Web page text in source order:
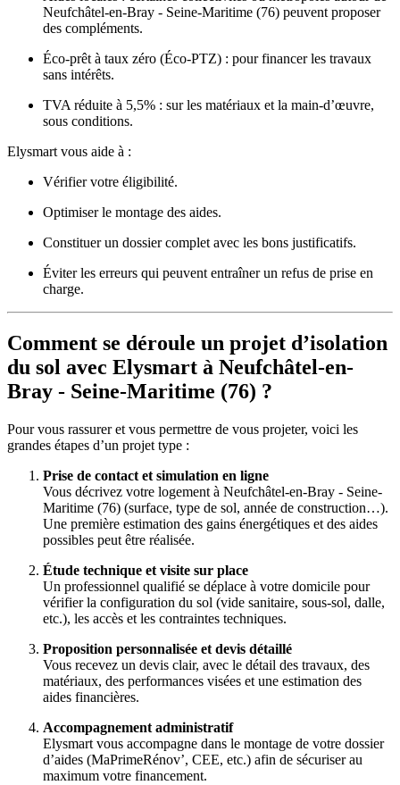
Neufchâtel-en-Bray - Seine-Maritime (76) peuvent proposer
des compléments.
Éco-prêt à taux zéro (Éco-PTZ) : pour financer les travaux
sans intérêts.
TVA réduite à 5,5% : sur les matériaux et la main-d’œuvre,
sous conditions.
Elysmart vous aide à :
Vérifier votre éligibilité.
Optimiser le montage des aides.
Constituer un dossier complet avec les bons justificatifs.
Éviter les erreurs qui peuvent entraîner un refus de prise en
charge.
Comment se déroule un projet d’isolation
du sol avec Elysmart à Neufchâtel-en-
Bray - Seine-Maritime (76) ?
Pour vous rassurer et vous permettre de vous projeter, voici les
grandes étapes d’un projet type :
Prise de contact et simulation en ligne
Vous décrivez votre logement à Neufchâtel-en-Bray - Seine-
Maritime (76) (surface, type de sol, année de construction…).
Une première estimation des gains énergétiques et des aides
possibles peut être réalisée.
Étude technique et visite sur place
Un professionnel qualifié se déplace à votre domicile pour
vérifier la configuration du sol (vide sanitaire, sous-sol, dalle,
etc.), les accès et les contraintes techniques.
Proposition personnalisée et devis détaillé
Vous recevez un devis clair, avec le détail des travaux, des
matériaux, des performances visées et une estimation des
aides financières.
Accompagnement administratif
Elysmart vous accompagne dans le montage de votre dossier
d’aides (MaPrimeRénov’, CEE, etc.) afin de sécuriser au
maximum votre financement.